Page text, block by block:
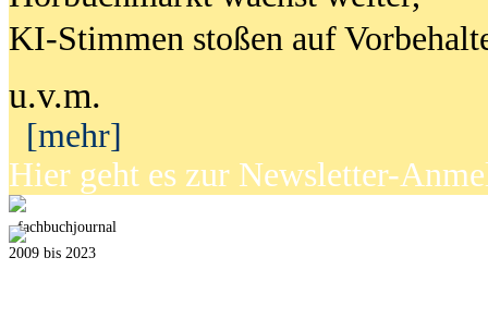
KI-Stimmen stoßen auf
u.v.m.
[mehr]
Hier geht es zur Newsletter-
fachbuchjournal
2009 bis 2023